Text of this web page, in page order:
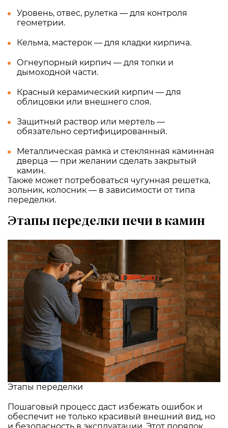
Уровень, отвес, рулетка — для контроля
геометрии.
Кельма, мастерок — для кладки кирпича.
Огнеупорный кирпич — для топки и
дымоходной части.
Красный керамический кирпич — для
облицовки или внешнего слоя.
Защитный раствор или мертель —
обязательно сертифицированный.
Металлическая рамка и стеклянная каминная
дверца — при желании сделать закрытый
камин.
Также может потребоваться чугунная решетка,
зольник, колосник — в зависимости от типа
переделки.
Этапы переделки печи в камин
Этапы переделки
Пошаговый процесс даст избежать ошибок и
обеспечит не только красивый внешний вид, но